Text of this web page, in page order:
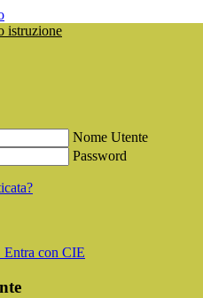
Nome Utente
Password
Entra con CIE